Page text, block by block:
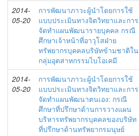
2014-
05-20
การพัฒนาภาวะผู้นำโดยการใช้
แบบประเมินทางจิตวิทยาและการ
จัดทำแผนพัฒนารายบุคคล กรณี
ศึกษาเจ้าหน้าที่อาวุโสฝ่าย
ทรัพยากรบุคคลบริษัทข้ามชาติใน
กลุ่มอุตสาหกรรมไบโอเคมี
2014-
05-20
การพัฒนาภาวะผู้นำโดยการใช้
แบบประเมินทางจิตวิทยาและการ
จัดทำแผนพัฒนาตนเอง: กรณี
ศึกษาที่ปรึกษาด้านการวางแผน
บริหารทรัพยากรบุคคลของบริษัท
ที่ปรึกษาด้านทรัพยากรมนุษย์